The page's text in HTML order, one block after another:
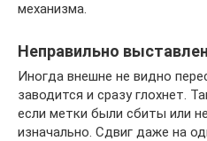
механизма.
Неправильно
Иногда внешне не видно
заводится и сразу глохнет.
если метки были сбиты или
изначально. Сдвиг даже на